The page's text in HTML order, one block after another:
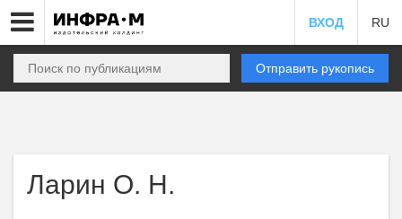
ВХОД RU
Отправить рукопись
Ларин О. Н.